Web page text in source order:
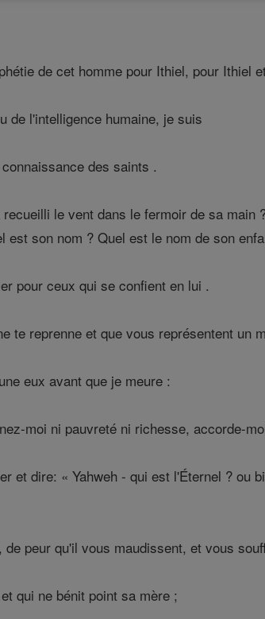
de cet homme pour Ithiel, pour Ithiel
de l'intelligence humaine, je suis
des saints .
le vent dans le fermoir de sa
son nom ? Quel est le nom de son
pour ceux qui se confient en lui .
te reprenne et que vous représentent un
eux avant que je meure :
moi ni pauvreté ni richesse, accorde-
et dire: « Yahweh - qui est l'Éternel ? ou
peur qu'il vous maudissent, et vous
qui ne bénit point sa mère ;